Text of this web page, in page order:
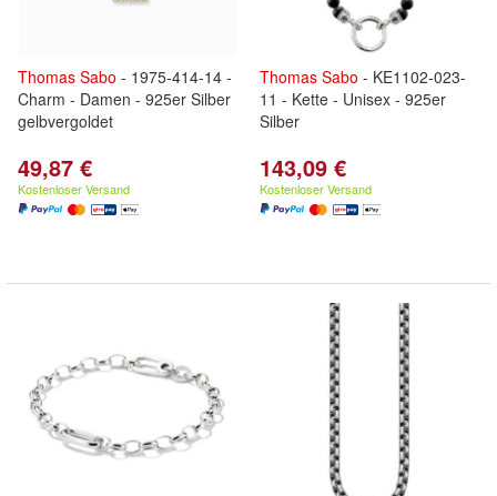
Thomas Sabo - 1975-414-14 -
Charm - Damen - 925er Silber
gelbvergoldet
49,87 €
Kostenloser Versand
Thomas Sabo - KE1102-023-
11 - Kette - Unisex - 925er
Silber
143,09 €
Kostenloser Versand